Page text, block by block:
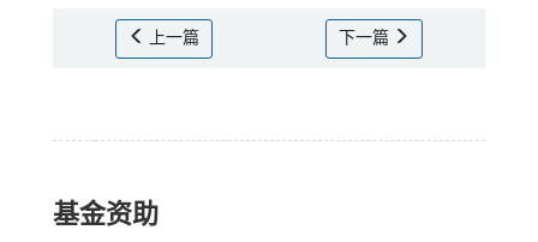
上一篇 下一篇
基金资助